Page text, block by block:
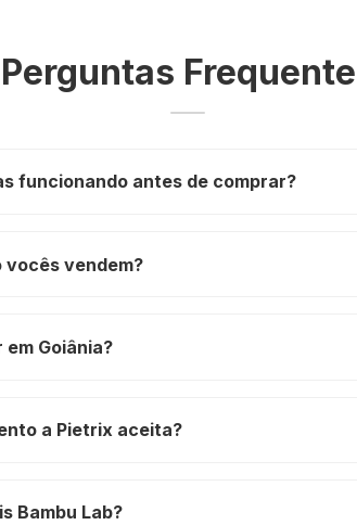
Perguntas
funcionando antes de comprar?
vocês vendem?
em Goiânia?
a Pietrix aceita?
Bambu Lab?